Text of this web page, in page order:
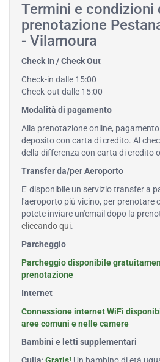
Termini e condizioni
prenotazione
- Vilamoura
Check In / Check Out
Check-in dalle 15:00
Check-out dalle 15:00
Modalità di pagamento
Alla prenotazione online,
deposito con carta di credito. Al
della differenza con carta di credito
Transfer da/per Aeroporto
E' disponibile un servizio transfer a
l'aeroporto più vicino, per prenotare
potete inviare un'email dopo la
cliccando qui.
Parcheggio
Parcheggio disponibile
prenotazione
Internet
Connessione internet WiFi
aree comuni e nelle camere
Bambini e letti supplementari